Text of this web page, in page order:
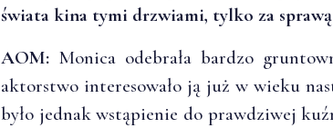
świata kina tymi drzwiami, tylko za
AOM: Monica odebrała bardzo
aktorstwo interesowało ją już w wieku
było jednak wstąpienie do prawdziwej